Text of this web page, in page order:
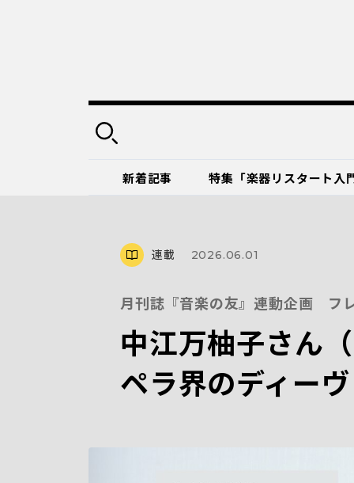
新着記事 特集「楽器リスタート入
連載 2026.06.01
月刊誌『音楽の友』連動企画 フ
中江万柚子さん
ペラ界のディー